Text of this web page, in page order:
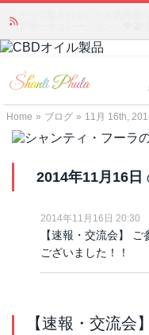
Home » ブログ » 11月 16th,
2014年11月16日
2014年11月16日 20:30
【速報・交流会】
ございました！！
【速報・交流会